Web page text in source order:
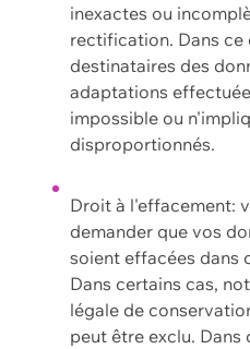
inexactes ou
rectification. Dans ce
destinataires des
adaptations
impossible ou
disproportionnés.
Droit à l'effacement:
demander que vos
soient effacées dans
Dans certains cas,
légale de
peut être exclu.